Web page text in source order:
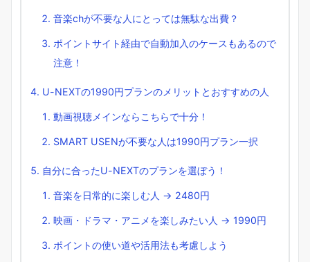
音楽chが不要な人にとっては無駄な出費？
ポイントサイト経由で自動加入のケースもあるので
注意！
U-NEXTの1990円プランのメリットとおすすめの人
動画視聴メインならこちらで十分！
SMART USENが不要な人は1990円プラン一択
自分に合ったU-NEXTのプランを選ぼう！
音楽を日常的に楽しむ人 → 2480円
映画・ドラマ・アニメを楽しみたい人 → 1990円
ポイントの使い道や活用法も考慮しよう